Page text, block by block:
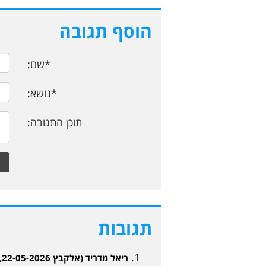
הוסף תגובה
*שם:
*נושא:
תוכן התגובה:
תגובות
ריאל מדריד (אלקבץ 22-05-2026, 19:49)